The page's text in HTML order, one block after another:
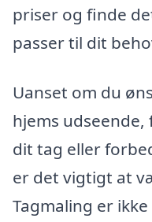
priser og finde
passer til dit
Uanset om du
hjems
dit tag eller
er det vigtigt at
Tagmaling er